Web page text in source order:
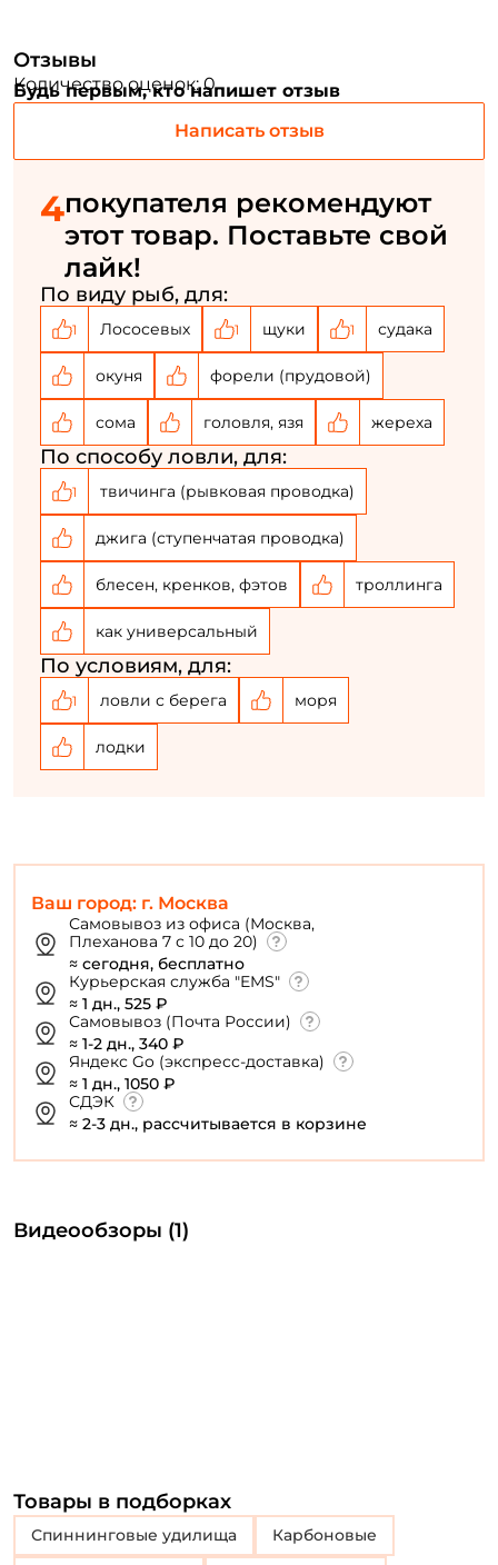
Ваш город: г. Москва
Самовывоз из офиса (Москва,
Плеханова 7 с 10 до 20)
≈ сегодня, бесплатно
Курьерская служба "EMS"
≈ 1 дн., 525 ₽
Самовывоз (Почта России)
≈ 1-2 дн., 340 ₽
Яндекс Go (экспресс-доставка)
≈ 1 дн., 1050 ₽
СДЭК
≈ 2-3 дн., рассчитывается в корзине
Отзывы
Количество оценок: 0
Будь первым, кто напишет отзыв
Написать отзыв
4покупателя рекомендуют
этот товар. Поставьте свой
лайк!
По виду рыб, для:
1 Лососевых 1 щуки 1 судака
окуня форели (прудовой)
сома головля, язя жереха
По способу ловли, для:
1 твичинга (рывковая проводка)
джига (ступенчатая проводка)
блесен, кренков, фэтов троллинга
как универсальный
По условиям, для:
1 ловли с берега моря
лодки
Видеообзоры (1)
Товары в подборках
Спиннинговые удилища Карбоновые
Номер телефона: *
Повторите пароль: *
Заполняя данную форму вы соглашаетесь на обработку
персональных данных
Создать аккаунт
У меня уже есть аккаунт